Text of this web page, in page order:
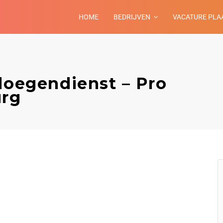
HOME BEDRIJVEN VACATURE
– Pro